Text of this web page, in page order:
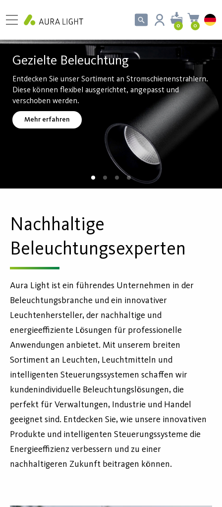
0 0
Gezielte Beleuchtung
Entdecken Sie unser Sortiment an Stromschienenstrahlern.
Diese können flexibel ausgerichtet, angepasst und
verschoben werden.
Mehr erfahren
Nachhaltige
Beleuchtungsexperten
Aura Light ist ein führendes Unternehmen in der
Beleuchtungsbranche und ein innovativer
Leuchtenhersteller, der nachhaltige und
energieeffiziente Lösungen für professionelle
Anwendungen anbietet. Mit unserem breiten
Sortiment an Leuchten, Leuchtmitteln und
intelligenten Steuerungssystemen schaffen wir
kundenindividuelle Beleuchtungslösungen, die
perfekt für Verwaltungen, Industrie und Handel
geeignet sind. Entdecken Sie, wie unsere innovativen
Produkte und intelligenten Steuerungssysteme die
Energieeffizienz verbessern und zu einer
nachhaltigeren Zukunft beitragen können.